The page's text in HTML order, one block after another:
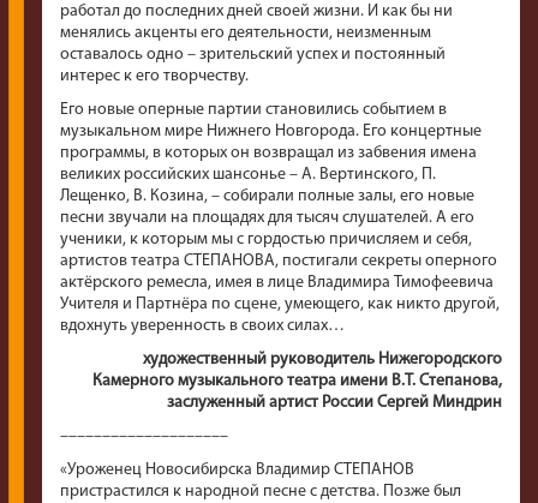
работал до последних дней своей жизни. И как бы ни
менялись акценты его деятельности, неизменным
оставалось одно – зрительский успех и постоянный
интерес к его творчеству.
Его новые оперные партии становились событием в
музыкальном мире Нижнего Новгорода. Его концертные
программы, в которых он возвращал из забвения имена
великих российских шансонье – А. Вертинского, П.
Лещенко, В. Козина, – собирали полные залы, его новые
песни звучали на площадях для тысяч слушателей. А его
ученики, к которым мы с гордостью причисляем и себя,
артистов театра СТЕПАНОВА, постигали секреты оперного
актёрского ремесла, имея в лице Владимира Тимофеевича
Учителя и Партнёра по сцене, умеющего, как никто другой,
вдохнуть уверенность в своих силах…
художественный руководитель Нижегородского
Камерного музыкального театра имени В.Т. Степанова,
заслуженный артист России Сергей Миндрин
––––––––––––––––––––
«Уроженец Новосибирска Владимир СТЕПАНОВ
пристрастился к народной песне с детства. Позже был